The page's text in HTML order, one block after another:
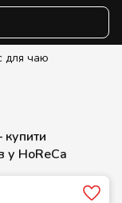
для чаю
купити
у HoReCa